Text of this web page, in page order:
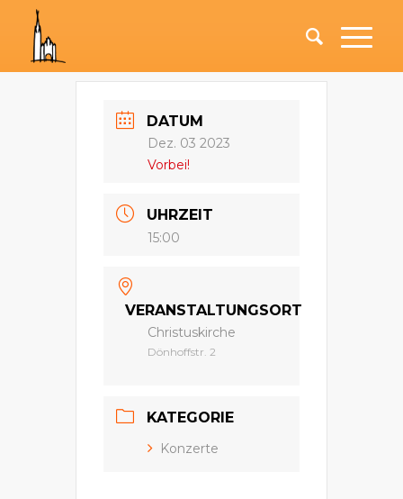
DATUM
Dez. 03 2023
Vorbei!
UHRZEIT
15:00
VERANSTALTUNGSORT
Christuskirche
Dönhoffstr. 2
KATEGORIE
Konzerte